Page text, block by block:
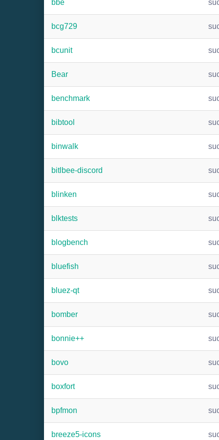
bbe
bcg729
bcunit
Bear
benchmark
bibtool
binwalk
bitlbee-discord
blinken
blktests
blogbench
bluefish
bluez-qt
bomber
bonnie++
bovo
boxfort
bpfmon
breeze5-icons